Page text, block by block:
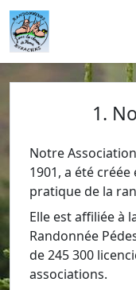
1.
Notre
1901, a été
pratique de la
Elle est affiliée à
Randonnée
de 245 300
associations.